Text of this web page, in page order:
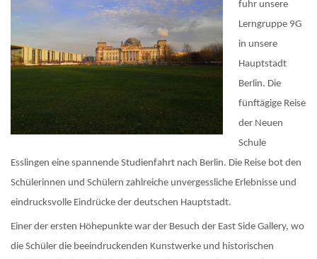
fuhr unsere
Lerngruppe 9G
in unsere
Hauptstadt
Berlin. Die
fünftägige Reise
der Neuen
Schule
Esslingen eine spannende Studienfahrt nach Berlin. Die Reise bot den
Schülerinnen und Schülern zahlreiche unvergessliche Erlebnisse und
eindrucksvolle Eindrücke der deutschen Hauptstadt.
Einer der ersten Höhepunkte war der Besuch der East Side Gallery, wo
die Schüler die beeindruckenden Kunstwerke und historischen